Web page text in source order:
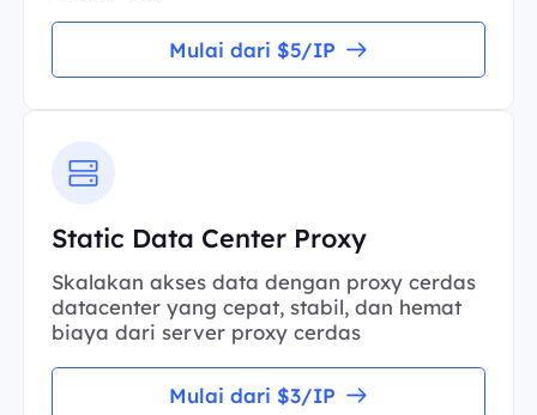
Mulai dari $5/IP
Static Data Center Proxy
Skalakan akses data dengan proxy cerdas
datacenter yang cepat, stabil, dan hemat
biaya dari server proxy cerdas
Mulai dari $3/IP